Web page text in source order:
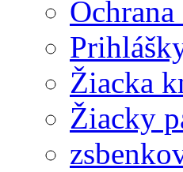
Žiacka
Žiacky